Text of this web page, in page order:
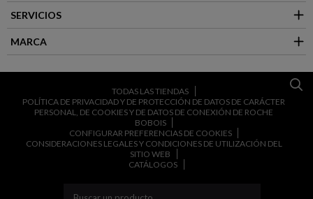
SERVICIOS
MARCA
TODAS LAS TIENDAS
POLÍTICA DE PRIVACIDAD Y DE PROTECCIÓN DE DATOS DE CARÁCTER
PERSONAL, DE COOKIES Y DE DATOS DE CONEXIÓN DE ROCHE
BOBOIS
CONFIGURAR PREFERENCIAS DE COOKIES
CONSIDERACIONES LEGALES Y CONDICIONES DE UTILIZACIÓN DEL
SITIO WEB
CATÁLOGOS